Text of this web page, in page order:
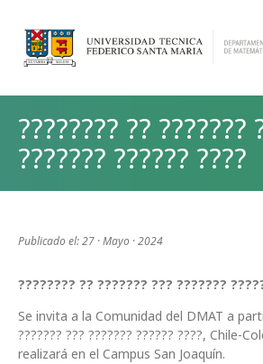
???????? ?? ???????
??????? ?????? ????
Publicado el: 27 · Mayo · 2024
???????? ?? ??????? ??? ???????
Se invita a la Comunidad del DMAT a
??????? ??? ??????? ?????? ????, Chile-
realizará en el Campus San Joaquín.